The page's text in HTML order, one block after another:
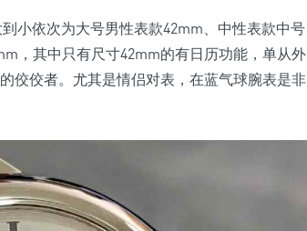
小依次为大号男性表款42mm、中性表款中号
，其中只有尺寸42mm的有日历功能，单从外
佼佼者。尤其是情侣对表，在蓝气球腕表是非